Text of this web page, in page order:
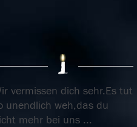
vermissen dich sehr.Es tut
unendlich weh,das du
mehr bei uns ...